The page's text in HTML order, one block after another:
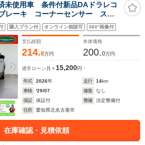
使用車 条件付新品DAドラレコ
レーキ コーナーセンサー スマ
ブクルコン LEDヘッドライト
クカメラ 横滑り防止機能 電格
購入プラン付 オンライン相談可 360°画像付
支払総額
214.8万円
本体価格
200.0万円
通常ローン 月々 15,200円
年式 2026年 走行 14km
車検
'29/07 修復
なし
保証
保証付 整備
法定整備付
住所
愛知県北名古屋市
在庫確認・見積依頼